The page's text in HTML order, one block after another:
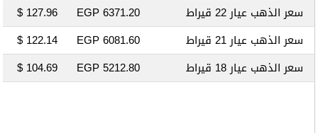
سعر الذهب عيار 22 قيراط
6371.20 EGP
127.96 $
سعر الذهب عيار 21 قيراط
6081.60 EGP
122.14 $
سعر الذهب عيار 18 قيراط
5212.80 EGP
104.69 $